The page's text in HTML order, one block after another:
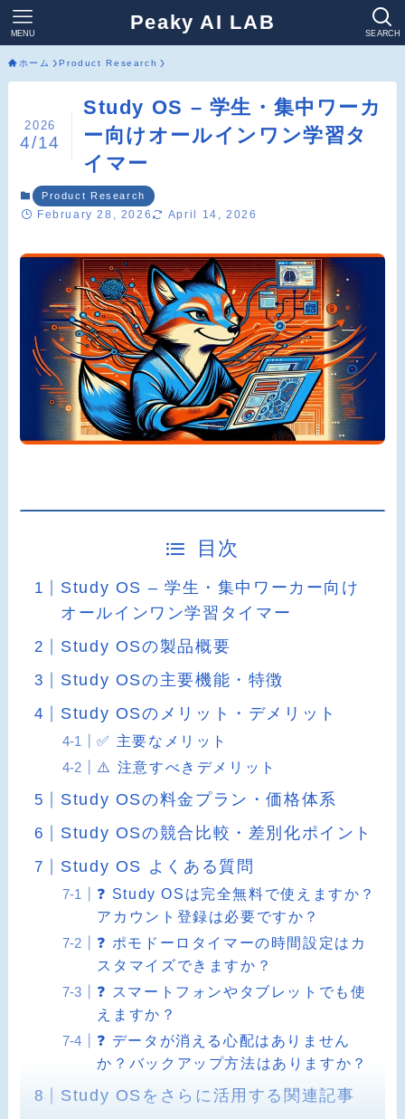
Peaky AI LAB SEARCH
MENU
ホーム Product Research
Study OS – 学生・集中ワーカ
ー向けオールインワン学習タ
イマー
2026
4/14
Product Research
February 28, 2026 April 14, 2026
目次
Study OS – 学生・集中ワーカー向け
オールインワン学習タイマー
Study OSの製品概要
Study OSの主要機能・特徴
Study OSのメリット・デメリット
✅ 主要なメリット
⚠️ 注意すべきデメリット
Study OSの料金プラン・価格体系
Study OSの競合比較・差別化ポイント
Study OS よくある質問
❓ Study OSは完全無料で使えますか？
アカウント登録は必要ですか？
❓ ポモドーロタイマーの時間設定はカ
スタマイズできますか？
❓ スマートフォンやタブレットでも使
えますか？
❓ データが消える心配はありません
か？バックアップ方法はありますか？
Study OSをさらに活用する関連記事